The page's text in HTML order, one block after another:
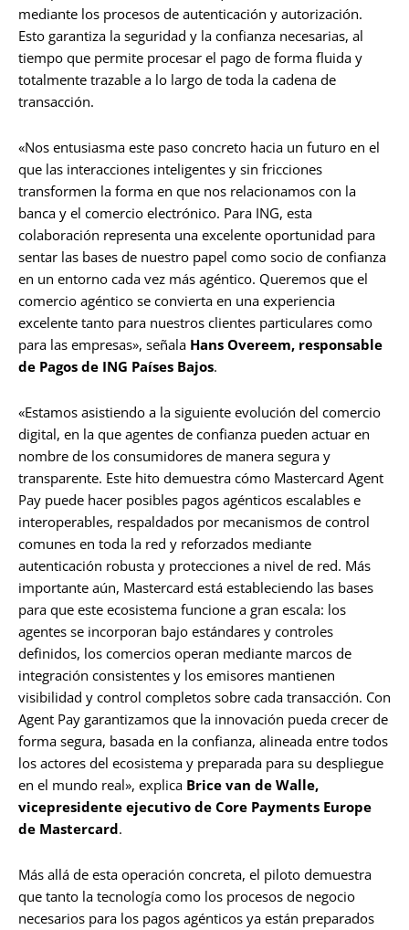
mediante los procesos de autenticación y autorización.
Esto garantiza la seguridad y la confianza necesarias, al
tiempo que permite procesar el pago de forma fluida y
totalmente trazable a lo largo de toda la cadena de
transacción.
«Nos entusiasma este paso concreto hacia un futuro en el
que las interacciones inteligentes y sin fricciones
transformen la forma en que nos relacionamos con la
banca y el comercio electrónico. Para ING, esta
colaboración representa una excelente oportunidad para
sentar las bases de nuestro papel como socio de confianza
en un entorno cada vez más agéntico. Queremos que el
comercio agéntico se convierta en una experiencia
excelente tanto para nuestros clientes particulares como
para las empresas», señala Hans Overeem, responsable
de Pagos de ING Países Bajos.
«Estamos asistiendo a la siguiente evolución del comercio
digital, en la que agentes de confianza pueden actuar en
nombre de los consumidores de manera segura y
transparente. Este hito demuestra cómo Mastercard Agent
Pay puede hacer posibles pagos agénticos escalables e
interoperables, respaldados por mecanismos de control
comunes en toda la red y reforzados mediante
autenticación robusta y protecciones a nivel de red. Más
importante aún, Mastercard está estableciendo las bases
para que este ecosistema funcione a gran escala: los
agentes se incorporan bajo estándares y controles
definidos, los comercios operan mediante marcos de
integración consistentes y los emisores mantienen
visibilidad y control completos sobre cada transacción. Con
Agent Pay garantizamos que la innovación pueda crecer de
forma segura, basada en la confianza, alineada entre todos
los actores del ecosistema y preparada para su despliegue
en el mundo real», explica Brice van de Walle,
vicepresidente ejecutivo de Core Payments Europe
de Mastercard.
Más allá de esta operación concreta, el piloto demuestra
que tanto la tecnología como los procesos de negocio
necesarios para los pagos agénticos ya están preparados